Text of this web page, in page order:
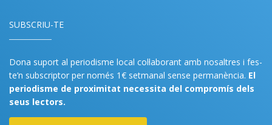
SUBSCRIU-TE
Dona suport al periodisme local col·laborant amb nosaltres i fes-
te’n subscriptor per només 1€ setmanal sense permanència. El
periodisme de proximitat necessita del compromís dels
seus lectors.